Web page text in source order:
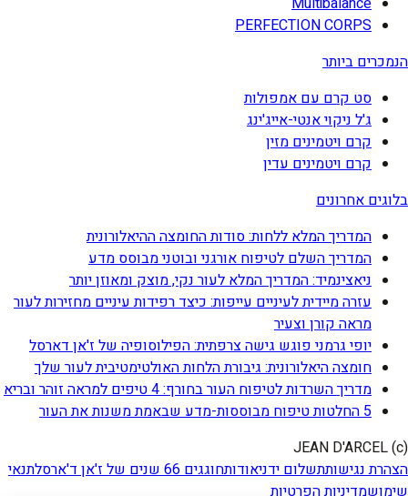
PERFECTION CORPS
הנמכרים ביותר
סט קרם עם אמפולות
ג'ל ניקוי אנטי-אייג'ינג
קרם ויטמינים מזין
קרם ויטמינים עדין
בלוגים אחרונים
המדריך המלא ללחות: סודות החומצה ההיאלורונית
המדריך השלם לטיפוח אורגני ובוטני מבוסס מדע
ניאצינמיד: המדריך המלא לעור נקי, מוצק ומאוזן יותר
עזרה מיידית לעיניים עייפות: כיצד רפידות עיניים מחזירות לעור
מראה קורן וצעיר
יופי גרמני פוגש גישה צרפתית: הפילוסופיה של ז'אן דארסל
חומצה היאלורונית: גיבורת הלחות האולטימטיבית לעור שלך
מדריך השרדות לטיפוח העור בחורף: 4 טיפים למראה זוהר ובריא
5 החלטות טיפוח מבוססות-מדע שבאמת משנות את העור
(c) JEAN D'ARCEL
הצהרת נגישותתשלום ידניאודותחוגגים 66 שנים של ז'אן ד'ארסל
תנאי